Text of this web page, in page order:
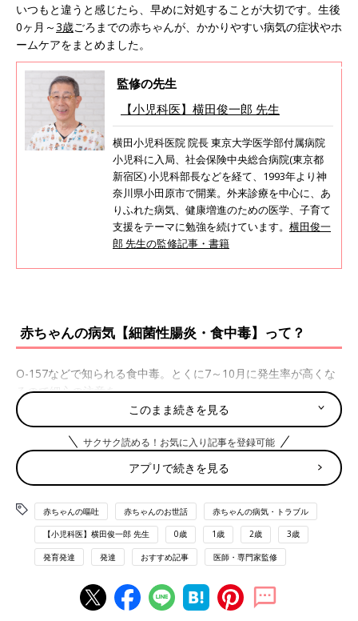
いつもと違うと感じたら、早めに対処することが大切です。生後
0ヶ月～3歳ごろまでの赤ちゃんが、かかりやすい病気の症状やホ
ームケアをまとめました。
監修の先生
【小児科医】横田俊一郎 先生
横田小児科医院 院長 東京大学医学部付属病院
小児科に入局、社会保険中央総合病院(東京都
新宿区) 小児科部長などを経て、1993年より神
奈川県小田原市で開業。外来診療を中心に、あ
りふれた病気、健康増進のための医学、子育て
支援をテーマに勉強を続けています。 横田俊一
郎 先生の監修記事・書籍
赤ちゃんの病気【細菌性腸炎・食中毒】って？
O-157などで知られる食中毒。とくに7～10月に発生率が高くな
るので細心の注意を。
細菌性腸炎・食中毒の主な症状
・嘔吐
・下痢
・血便
・発熱
細菌性腸炎・食中毒になりやすい月齢・年齢
このまま続きを見る
サクサク読める！お気に入り記事を登録可能
アプリで続きを見る
赤ちゃんの嘔吐 赤ちゃんのお世話 赤ちゃんの病気・トラブル
【小児科医】横田俊一郎 先生 0歳 1歳 2歳 3歳
発育発達 発達 おすすめ記事 医師・専門家監修